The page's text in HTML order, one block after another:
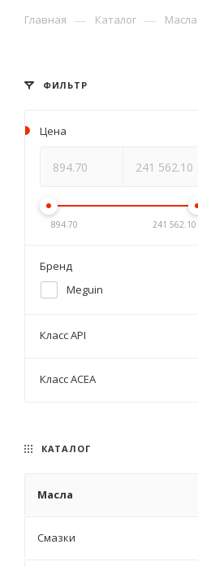
Главная — Каталог — Масла
ФИЛЬТР
Цена
894.70 241 562.10
Бренд
Meguin
Класс API
Класс ACEA
КАТАЛОГ
Масла
Смазки